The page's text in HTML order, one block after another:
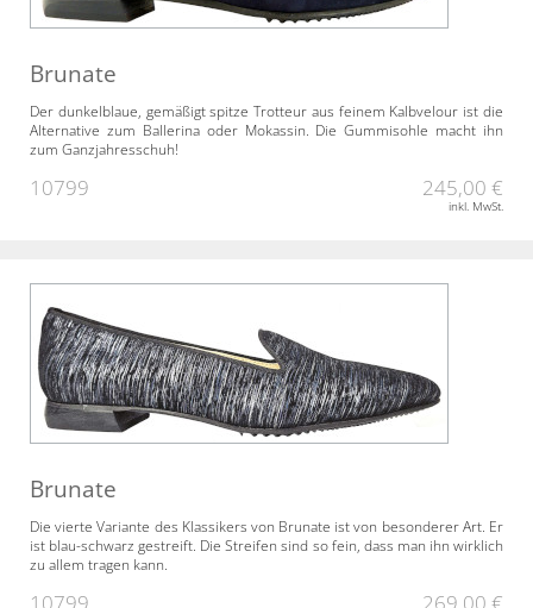
Brunate
Der dunkelblaue, gemäßigt spitze Trotteur aus feinem Kalbvelour ist die
Alternative zum Ballerina oder Mokassin. Die Gummisohle macht ihn
zum Ganzjahresschuh!
10799 245,00 €
inkl. MwSt.
Brunate
Die vierte Variante des Klassikers von Brunate ist von besonderer Art. Er
ist blau-schwarz gestreift. Die Streifen sind so fein, dass man ihn wirklich
zu allem tragen kann.